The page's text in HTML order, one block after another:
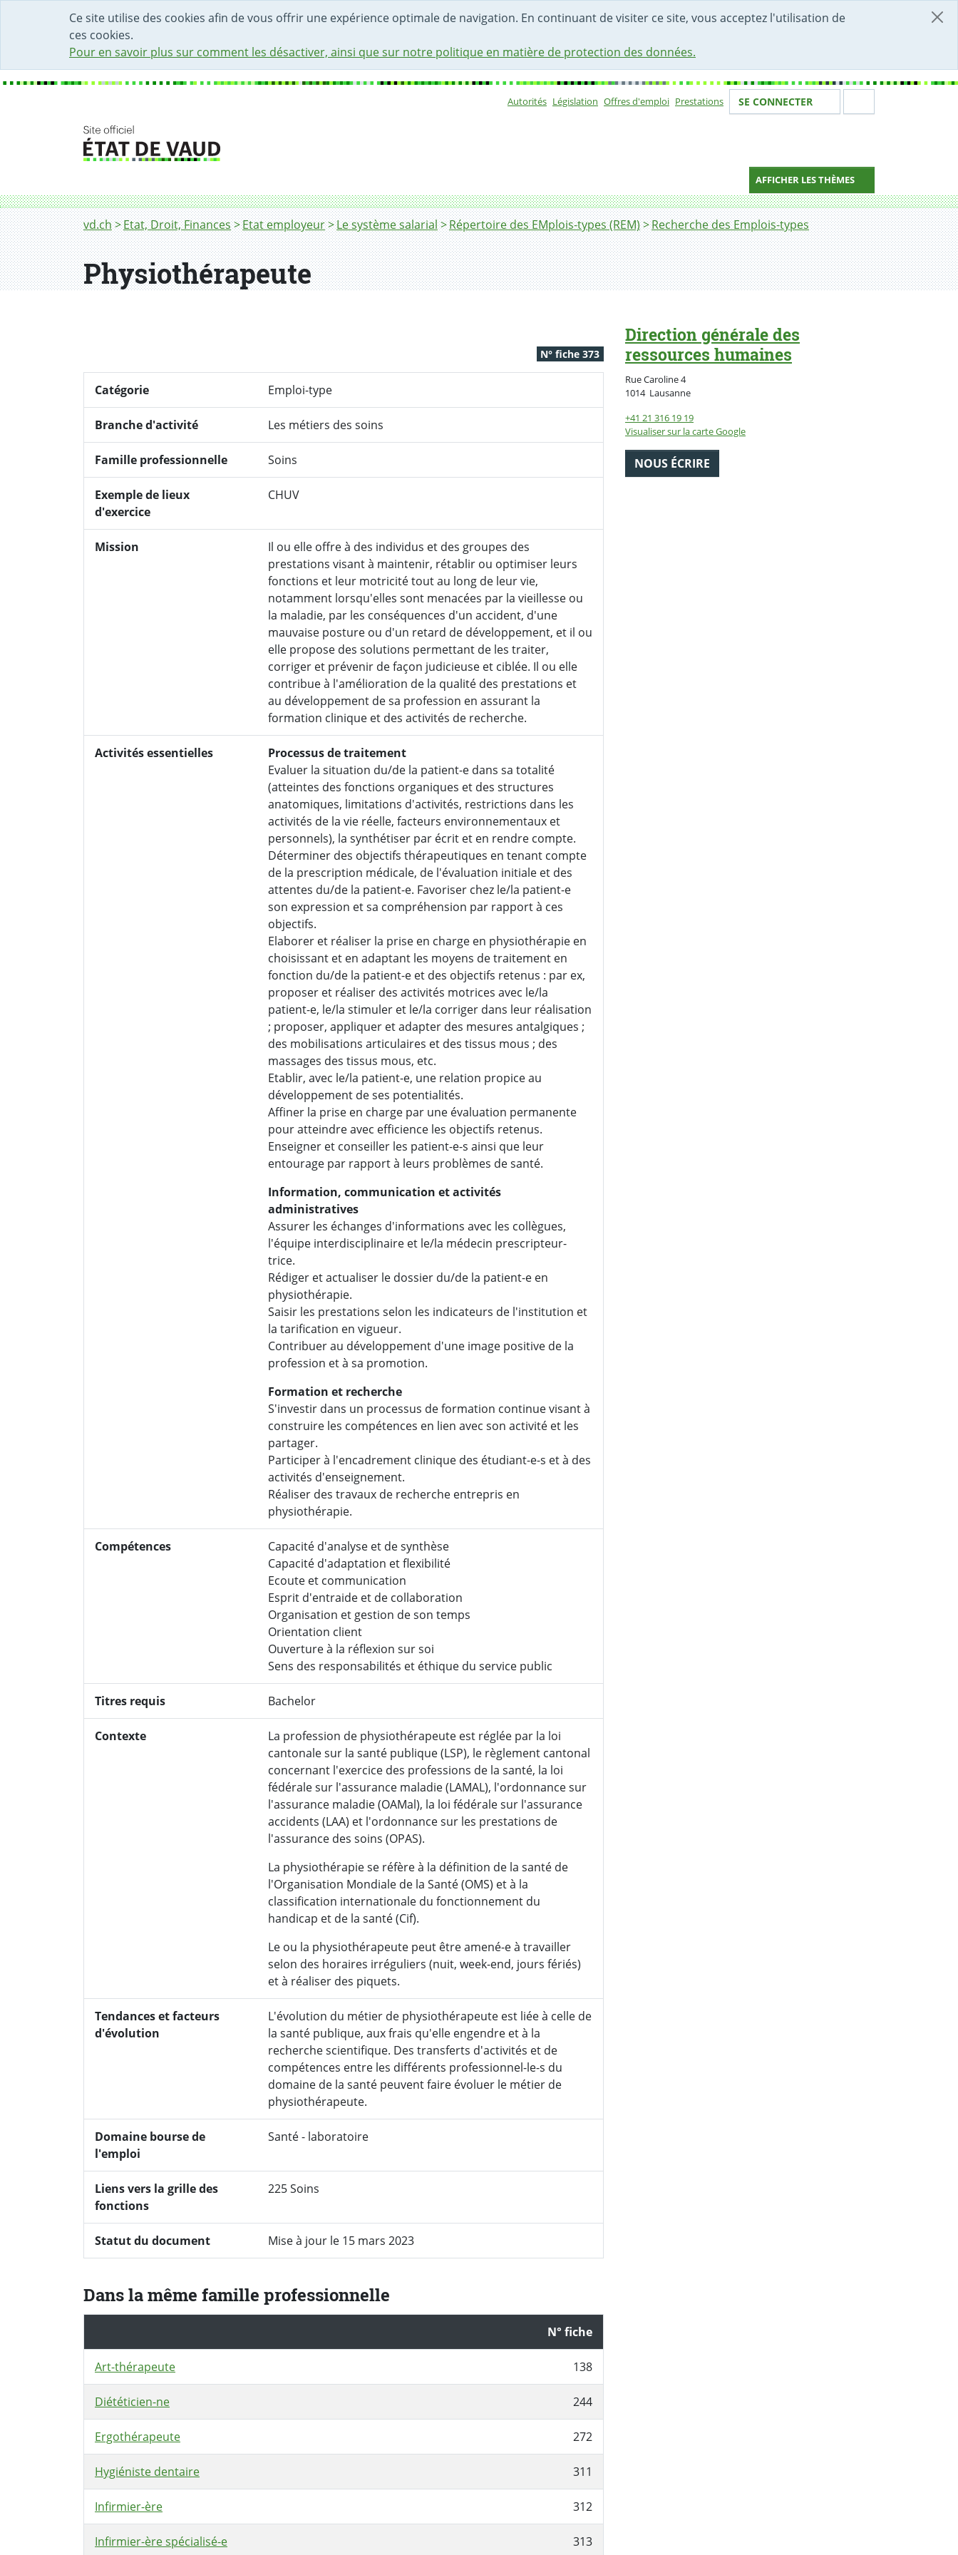
Ce site utilise des cookies afin de vous offrir une expérience optimale de navigation. En continuant de visiter ce site, vous acceptez l'utilisation de
ces cookies.
Pour en savoir plus sur comment les désactiver, ainsi que sur notre politique en matière de protection des données.
DÉBUT DU CONTENU DE LA PAGE
ACCÈS AU CHAMP DE RECHERCHE
PAGE D'ACCUEIL
FORMULAIRE DE CONTACT
Autorités Législation Offres d'emploi Prestations Votre identité
SE CONNECTER
AFFICHER LES THÈMES
Fil d'Ariane
vd.ch Etat, Droit, Finances Etat employeur Le système salarial Répertoire des EMplois-types (REM) Recherche des Emplois-types
Physiothérapeute
Physiothérapeute
N° fiche 373
Catégorie Emploi-type
Branche d'activité Les métiers des soins
Famille professionnelle Soins
Exemple de lieux
d'exercice
CHUV
Mission
Il ou elle offre à des individus et des groupes des
prestations visant à maintenir, rétablir ou optimiser leurs
fonctions et leur motricité tout au long de leur vie,
notamment lorsqu'elles sont menacées par la vieillesse ou
la maladie, par les conséquences d'un accident, d'une
mauvaise posture ou d'un retard de développement, et il ou
elle propose des solutions permettant de les traiter,
corriger et prévenir de façon judicieuse et ciblée. Il ou elle
contribue à l'amélioration de la qualité des prestations et
au développement de sa profession en assurant la
formation clinique et des activités de recherche.
Activités essentielles
Processus de traitement
Evaluer la situation du/de la patient-e dans sa totalité
(atteintes des fonctions organiques et des structures
anatomiques, limitations d'activités, restrictions dans les
activités de la vie réelle, facteurs environnementaux et
personnels), la synthétiser par écrit et en rendre compte.
Déterminer des objectifs thérapeutiques en tenant compte
de la prescription médicale, de l'évaluation initiale et des
attentes du/de la patient-e. Favoriser chez le/la patient-e
son expression et sa compréhension par rapport à ces
objectifs.
Elaborer et réaliser la prise en charge en physiothérapie en
choisissant et en adaptant les moyens de traitement en
fonction du/de la patient-e et des objectifs retenus : par ex,
proposer et réaliser des activités motrices avec le/la
patient-e, le/la stimuler et le/la corriger dans leur réalisation
; proposer, appliquer et adapter des mesures antalgiques ;
des mobilisations articulaires et des tissus mous ; des
massages des tissus mous, etc.
Etablir, avec le/la patient-e, une relation propice au
développement de ses potentialités.
Affiner la prise en charge par une évaluation permanente
pour atteindre avec efficience les objectifs retenus.
Enseigner et conseiller les patient-e-s ainsi que leur
entourage par rapport à leurs problèmes de santé.
Information, communication et activités
administratives
Assurer les échanges d'informations avec les collègues,
l'équipe interdisciplinaire et le/la médecin prescripteur-
trice.
Rédiger et actualiser le dossier du/de la patient-e en
physiothérapie.
Saisir les prestations selon les indicateurs de l'institution et
la tarification en vigueur.
Contribuer au développement d'une image positive de la
profession et à sa promotion.
Formation et recherche
S'investir dans un processus de formation continue visant à
construire les compétences en lien avec son activité et les
partager.
Participer à l'encadrement clinique des étudiant-e-s et à des
activités d'enseignement.
Réaliser des travaux de recherche entrepris en
physiothérapie.
Compétences
Capacité d'analyse et de synthèse
Capacité d'adaptation et flexibilité
Ecoute et communication
Esprit d'entraide et de collaboration
Organisation et gestion de son temps
Orientation client
Ouverture à la réflexion sur soi
Sens des responsabilités et éthique du service public
Titres requis Bachelor
Contexte
La profession de physiothérapeute est réglée par la loi
cantonale sur la santé publique (LSP), le règlement cantonal
concernant l'exercice des professions de la santé, la loi
fédérale sur l'assurance maladie (LAMAL), l'ordonnance sur
l'assurance maladie (OAMal), la loi fédérale sur l'assurance
accidents (LAA) et l'ordonnance sur les prestations de
l'assurance des soins (OPAS).
La physiothérapie se réfère à la définition de la santé de
l'Organisation Mondiale de la Santé (OMS) et à la
classification internationale du fonctionnement du
handicap et de la santé (Cif).
Le ou la physiothérapeute peut être amené-e à travailler
selon des horaires irréguliers (nuit, week-end, jours fériés)
et à réaliser des piquets.
Tendances et facteurs
d'évolution
L'évolution du métier de physiothérapeute est liée à celle de
la santé publique, aux frais qu'elle engendre et à la
recherche scientifique. Des transferts d'activités et de
compétences entre les différents professionnel-le-s du
domaine de la santé peuvent faire évoluer le métier de
physiothérapeute.
Domaine bourse de
l'emploi
Santé - laboratoire
Liens vers la grille des
fonctions
225 Soins
Statut du document Mise à jour le 15 mars 2023
Dans la même famille professionnelle
N° fiche
Art-thérapeute 138
Diététicien-ne 244
Ergothérapeute 272
Hygiéniste dentaire 311
Infirmier-ère 312
Infirmier-ère spécialisé-e 313
Direction générale des
ressources humaines
Rue Caroline 4
1014 LausanneSuisse
+41 21 316 19 19
Visualiser sur la carte Google
NOUS ÉCRIRE